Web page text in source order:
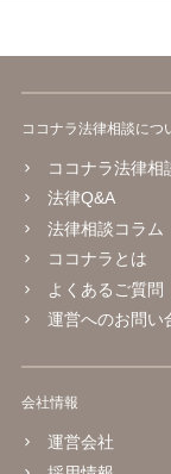
ココナラ法律相談につ
ココナラ法律相
法律Q&A
法律相談コラム
ココナラとは
よくあるご質問
運営へのお問い
会社情報
運営会社